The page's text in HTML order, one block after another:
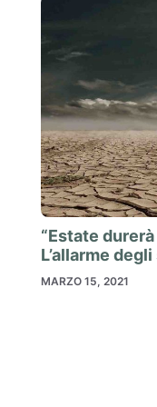
“Estate
L’allarme
MARZO 15, 2021